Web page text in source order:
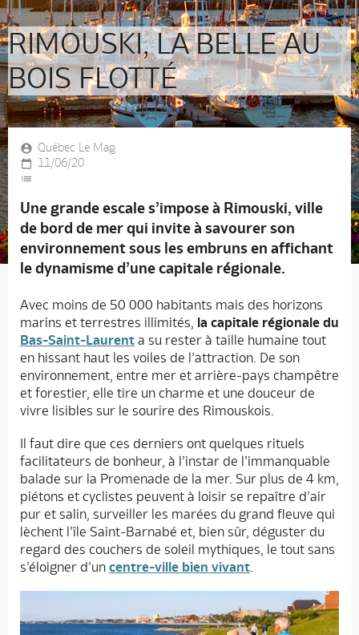
RIMOUSKI, LA BELLE AU
BOIS FLOTTÉ
Québec Le Mag
11/06/20
Une grande escale s’impose à Rimouski, ville
de bord de mer qui invite à savourer son
environnement sous les embruns en affichant
le dynamisme d’une capitale régionale.
Avec moins de 50 000 habitants mais des horizons
marins et terrestres illimités, la capitale régionale du
Bas-Saint-Laurent a su rester à taille humaine tout
en hissant haut les voiles de l’attraction. De son
environnement, entre mer et arrière-pays champêtre
et forestier, elle tire un charme et une douceur de
vivre lisibles sur le sourire des Rimouskois.
Il faut dire que ces derniers ont quelques rituels
facilitateurs de bonheur, à l’instar de l’immanquable
balade sur la Promenade de la mer. Sur plus de 4 km,
piétons et cyclistes peuvent à loisir se repaître d’air
pur et salin, surveiller les marées du grand fleuve qui
lèchent l’île Saint-Barnabé et, bien sûr, déguster du
regard des couchers de soleil mythiques, le tout sans
s’éloigner d’un centre-ville bien vivant.